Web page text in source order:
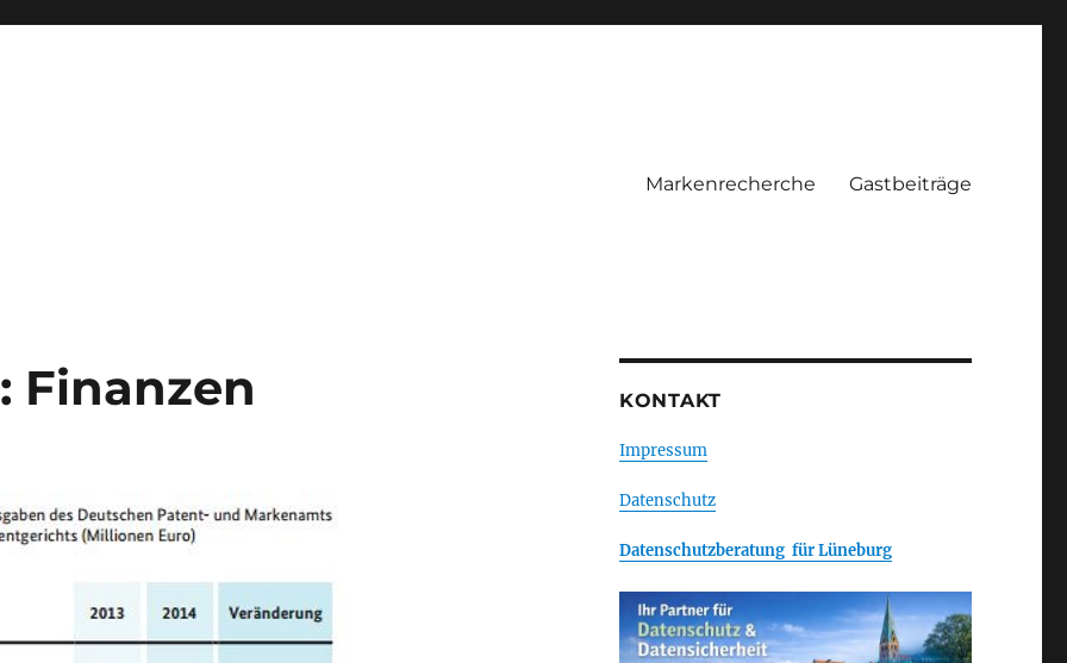
Markenrecherche Gastbeiträge
Finanzen KONTAKT
Impressum
Datenschutz
Datenschutzberatung für Lüneburg